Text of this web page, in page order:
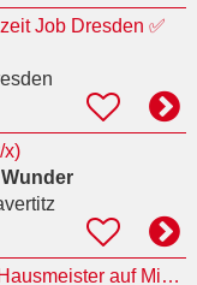
Job Dresden ✅
x)
Auslieferungsfahrer und Hausmeister auf Minijob-Basis 603 Euro/Monat